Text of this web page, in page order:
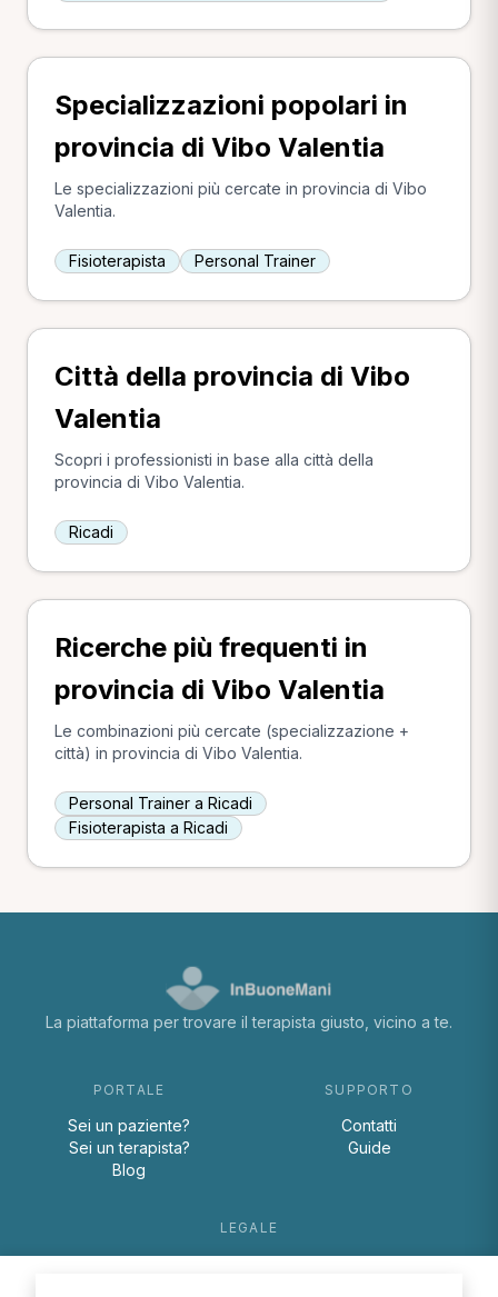
Specializzazioni popolari in
provincia di Vibo Valentia
Le specializzazioni più cercate in provincia di Vibo
Valentia.
Fisioterapista Personal Trainer
Città della provincia di Vibo
Valentia
Scopri i professionisti in base alla città della
provincia di Vibo Valentia.
Ricadi
Ricerche più frequenti in
provincia di Vibo Valentia
Le combinazioni più cercate (specializzazione +
città) in provincia di Vibo Valentia.
Personal Trainer a Ricadi
Fisioterapista a Ricadi
La piattaforma per trovare il terapista giusto, vicino a te.
PORTALE
Sei un paziente?
Sei un terapista?
Blog
SUPPORTO
Contatti
Guide
LEGALE